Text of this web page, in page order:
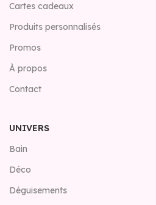
Cartes cadeaux
Produits personnalisés
Promos
À propos
Contact
UNIVERS
Bain
Déco
Déguisements